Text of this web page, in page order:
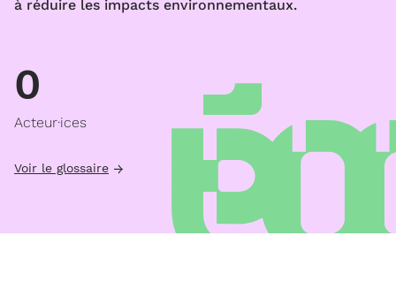
à réduire les impacts environnementaux.
0
Acteur·ices
Voir le glossaire